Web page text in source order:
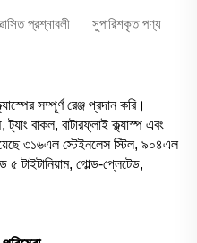
প্রশ্নাবলী সুপারিশকৃত পণ্য
সম্পূর্ণ রেঞ্জ প্রদান করি।
ট্যাং বাকল, বাটারফ্লাই ক্ল্যাস্প এবং
৩১৬এল স্টেইনলেস স্টিল, ৯০৪এল
৫ টাইটানিয়াম, গোল্ড-প্লেটেড,